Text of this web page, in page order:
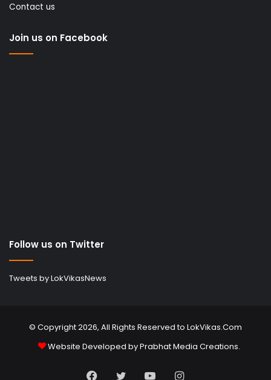
Contact us
Join us on Facebook
Follow us on Twitter
Tweets by LokVikasNews
© Copyright 2026, All Rights Reserved to LokVikas.Com
Website Developed byPrabhat Media Creations.
Facebook
TwitterYouTubeInstagram